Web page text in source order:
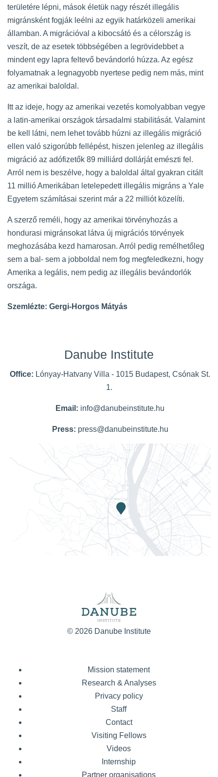
területére lépni, mások életük nagy részét illegális
migránsként fogják leélni az egyik határközeli amerikai
államban. A migrációval a kibocsátó és a célország is
veszít, de az esetek többségében a legrövidebbet a
mindent egy lapra feltevő bevándorló húzza. Az egész
folyamatnak a legnagyobb nyertese pedig nem más, mint
az amerikai baloldal.
Itt az ideje, hogy az amerikai vezetés komolyabban vegye
a latin-amerikai országok társadalmi stabilitását. Valamint
be kell látni, nem lehet tovább húzni az illegális migráció
ellen való szigorúbb fellépést, hiszen jelenleg az illegális
migráció az adófizetők 89 milliárd dollárját emészti fel.
Arról nem is beszélve, hogy a baloldal által gyakran citált
11 millió Amerikában letelepedett illegális migráns a Yale
Egyetem számításai szerint már a 22 milliót közelíti.
A szerző reméli, hogy az amerikai törvényhozás a
hondurasi migránsokat látva új migrációs törvények
meghozásába kezd hamarosan. Arról pedig remélhetőleg
sem a bal- sem a jobboldal nem fog megfeledkezni, hogy
Amerika a legális, nem pedig az illegális bevándorlók
országa.
Szemlézte: Gergi-Horgos Mátyás
Danube Institute
Office: Lónyay-Hatvany Villa - 1015 Budapest, Csónak St.
1.
Email: info@danubeinstitute.hu
Press: press@danubeinstitute.hu
© 2026 Danube Institute
Mission statement
Research & Analyses
Privacy policy
Staff
Contact
Visiting Fellows
Videos
Internship
Partner organisations